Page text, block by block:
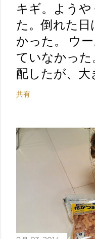
キギ。よう
た。倒れた
かった。 ウ
ていなかっ
配したが、大
共有